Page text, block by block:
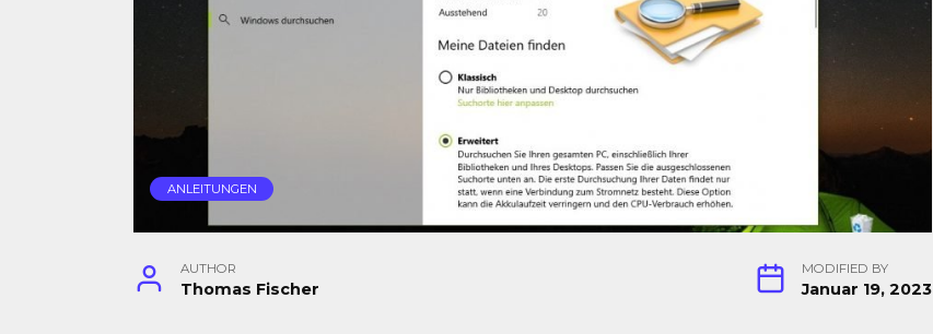
ANLEITUNGEN
AUTHOR
Thomas Fischer
MODIFIED BY
Januar 19, 2023